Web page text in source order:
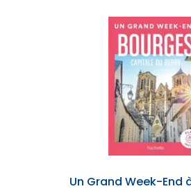
Un Grand Week-End